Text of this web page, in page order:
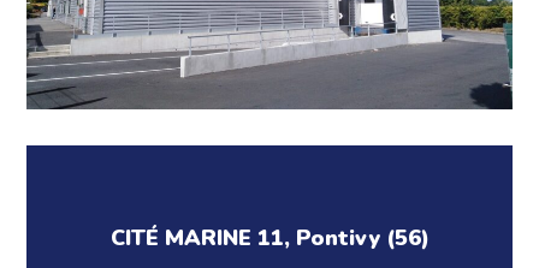
CITÉ MARINE 11, Pontivy (56)